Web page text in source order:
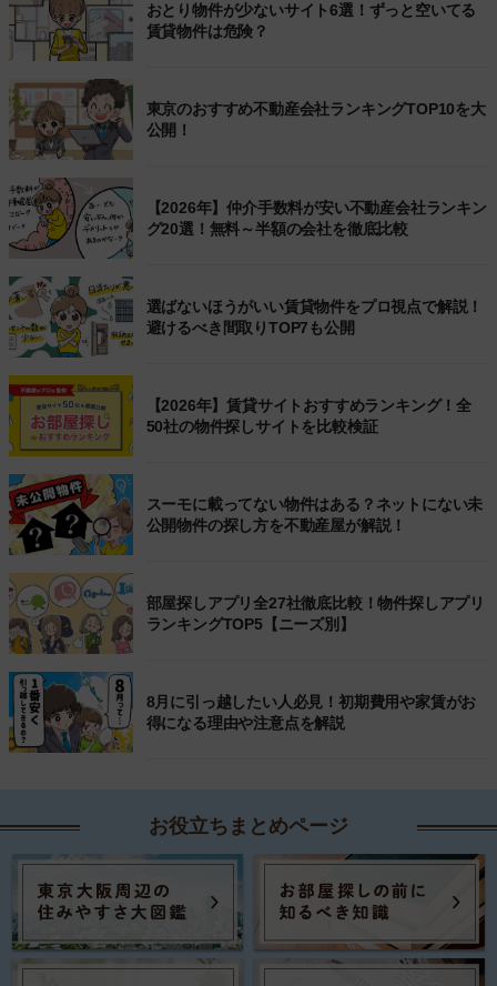
おとり物件が少ないサイト6選！ずっと空いてる
賃貸物件は危険？
東京のおすすめ不動産会社ランキングTOP10を大
公開！
【2026年】仲介手数料が安い不動産会社ランキン
グ20選！無料～半額の会社を徹底比較
選ばないほうがいい賃貸物件をプロ視点で解説！
避けるべき間取りTOP7も公開
【2026年】賃貸サイトおすすめランキング！全
50社の物件探しサイトを比較検証
スーモに載ってない物件はある？ネットにない未
公開物件の探し方を不動産屋が解説！
部屋探しアプリ全27社徹底比較！物件探しアプリ
ランキングTOP5【ニーズ別】
8月に引っ越したい人必見！初期費用や家賃がお
得になる理由や注意点を解説
お役立ちまとめページ